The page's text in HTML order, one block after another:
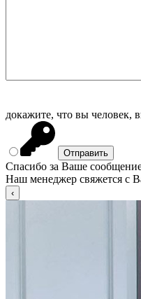
докажите, что вы человек,
Спасибо за Ваше
Наш менеджер свяжется с